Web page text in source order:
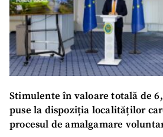
Stimulente în valoare totală de
puse la dispoziția localităților
procesul de amalgamare